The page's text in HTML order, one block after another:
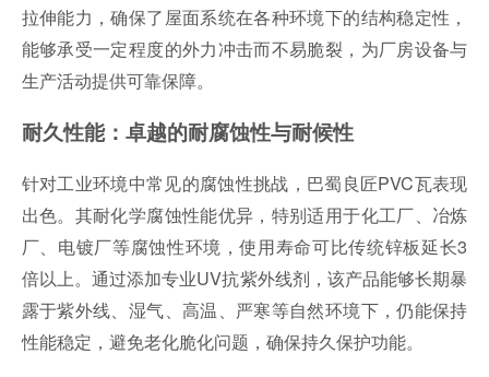
拉伸能力，确保了屋面系统在各种环境下的结构稳定性，
能够承受一定程度的外力冲击而不易脆裂，为厂房设备与
生产活动提供可靠保障。
耐久性能：卓越的耐腐蚀性与耐候性
针对工业环境中常见的腐蚀性挑战，巴蜀良匠PVC瓦表现
出色。其耐化学腐蚀性能优异，特别适用于化工厂、冶炼
厂、电镀厂等腐蚀性环境，使用寿命可比传统锌板延长3
倍以上。通过添加专业UV抗紫外线剂，该产品能够长期暴
露于紫外线、湿气、高温、严寒等自然环境下，仍能保持
性能稳定，避免老化脆化问题，确保持久保护功能。